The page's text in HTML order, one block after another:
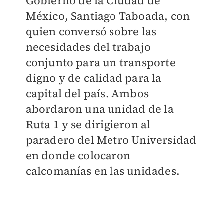
México, Santiago Taboada, con
quien conversó sobre las
necesidades del trabajo
conjunto para un transporte
digno y de calidad para la
capital del país. Ambos
abordaron una unidad de la
Ruta 1 y se dirigieron al
paradero del Metro Universidad
en donde colocaron
calcomanías en las unidades.